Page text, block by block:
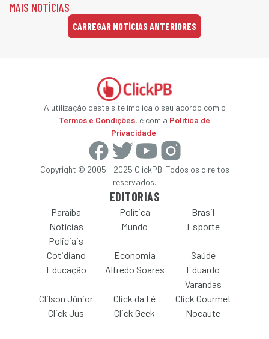
MAIS NOTÍCIAS
CARREGAR NOTÍCIAS ANTERIORES
A utilização deste site implica o seu acordo com o
Termos e Condições, e com a Política de
Privacidade.
Copyright © 2005 - 2025 ClickPB. Todos os direitos
reservados.
EDITORIAS
Paraíba Política
Brasil
Notícias
Policiais
Mundo Esporte
Cotidiano Economia
Saúde
Educação
Alfredo Soares
Eduardo
Varandas
Clilson Júnior
Click da Fé
Click Gourmet
Click Jus
Click Geek Nocaute